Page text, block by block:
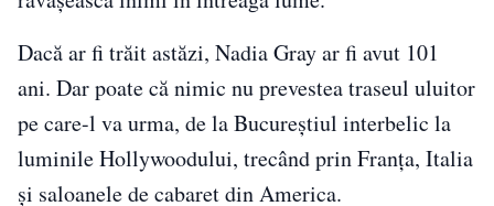
Dacă ar fi trăit astăzi, Nadia Gray ar fi avut 101
ani. Dar poate că nimic nu prevestea traseul uluitor
pe care-l va urma, de la Bucureștiul interbelic la
luminile Hollywoodului, trecând prin Franța, Italia
și saloanele de cabaret din America.